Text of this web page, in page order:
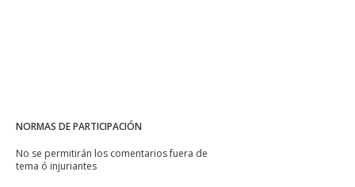
NORMAS DE PARTICIPACIÓN
No se permitirán los comentarios fuera de
tema ó injuriantes